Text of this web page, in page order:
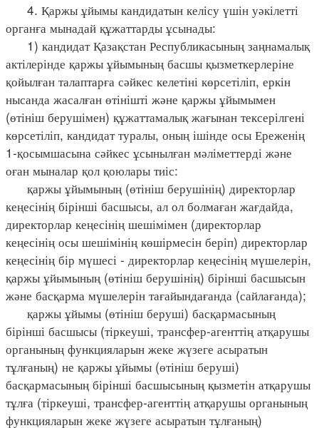
4. Қаржы ұйымы кандидатын келісу үшін уәкілетті
органға мынадай құжаттарды ұсынады:
1) кандидат Қазақстан Республикасының заңнамалық
актілерінде қаржы ұйымының басшы қызметкерлеріне
қойылған талаптарға сәйкес келетіні көрсетіліп, еркін
нысанда жасалған өтінішті және қаржы ұйымымен
(өтініш берушімен) құжаттамалық жағынан тексерілгені
көрсетіліп, кандидат туралы, оның ішінде осы Ереженің
1-қосымшасына сәйкес ұсынылған мәліметтерді және
оған мыналар қол қоюлары тиіс:
қаржы ұйымының (өтініш берушінің) директорлар
кеңесінің бірінші басшысы, ал ол болмаған жағдайда,
директорлар кеңесінің шешімімен (директорлар
кеңесінің осы шешімінің көшірмесін беріп) директорлар
кеңесінің бір мүшесі - директорлар кеңесінің мүшелерін,
қаржы ұйымының (өтініш берушінің) бірінші басшысын
және басқарма мүшелерін тағайындағанда (сайлағанда);
қаржы ұйымы (өтініш беруші) басқармасының
бірінші басшысы (тіркеуші, трансфер-агенттің атқарушы
органының функцияларын жеке жүзеге асыратын
тұлғаның) не қаржы ұйымы (өтініш беруші)
басқармасының бірінші басшысының қызметін атқарушы
тұлға (тіркеуші, трансфер-агенттің атқарушы органының
функцияларын жеке жүзеге асыратын тұлғаның)